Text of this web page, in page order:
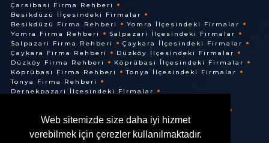
Web sitemizde size daha iyi hizmet
verebilmek için çerezler kullanılmaktadır.
Çarsibasi Firma Rehberi
Besikdüzü İlçesindeki Firmalar
Besikdüzü Firma Rehberi
Yomra İlçesindeki Firmalar
Yomra Firma Rehberi
Salpazari İlçesindeki Firmalar
Salpazari Firma Rehberi
Çaykara İlçesindeki Firmalar
Çaykara Firma Rehberi
Düzköy İlçesindeki Firmalar
Düzköy Firma Rehberi
Köprübasi İlçesindeki Firmalar
Köprübasi Firma Rehberi
Tonya İlçesindeki Firmalar
Tonya Firma Rehberi
Dernekpazari İlçesindeki Firmalar
Of İlçesindeki Firmalar
Of Firma Rehberi